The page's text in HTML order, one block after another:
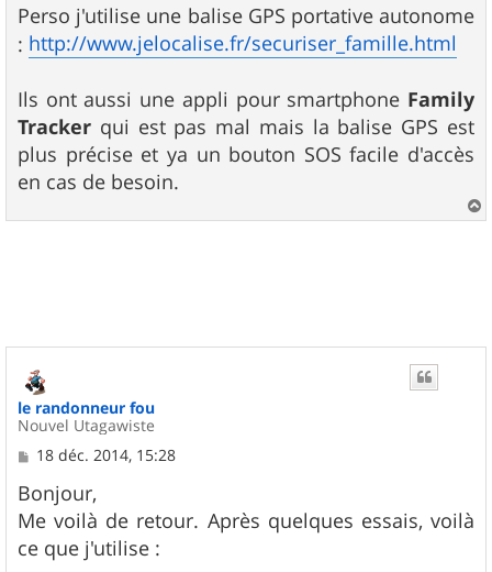
s
s
a
g
Perso j'utilise une balise GPS portative autonome
: http://www.jelocalise.fr/securiser_famille.html
Ils ont aussi une appli pour smartphone Family
Tracker qui est pas mal mais la balise GPS est
plus précise et ya un bouton SOS facile d'accès
en cas de besoin.
a
le randonneur fou
Nouvel Utagawiste
M
s
s
a
g
e
18 déc. 2014, 15:28
Bonjour,
Me voilà de retour. Après quelques essais, voilà
ce que j'utilise :